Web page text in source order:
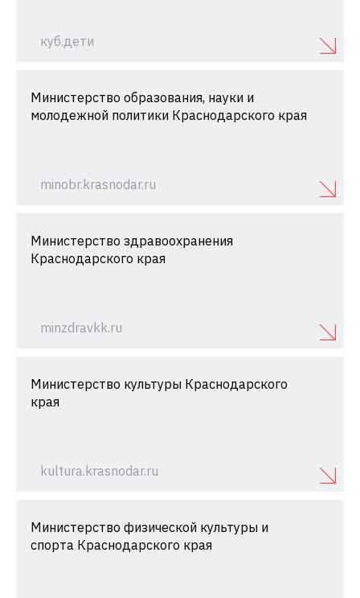
куб.дети
Министерство образования, науки и
молодежной политики Краснодарского края
minobr.krasnodar.ru
Министерство здравоохранения
Краснодарского края
minzdravkk.ru
Министерство культуры Краснодарского
края
kultura.krasnodar.ru
Министерство физической культуры и
спорта Краснодарского края